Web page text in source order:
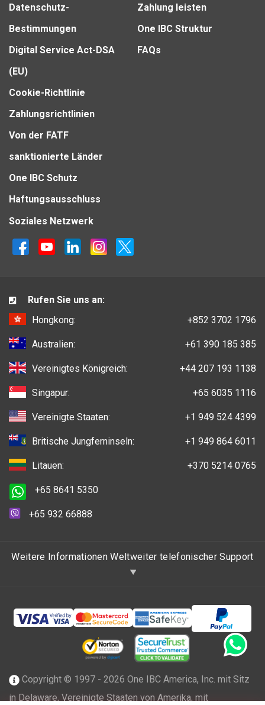
Datenschutz-
Bestimmungen
Digital Service Act-DSA
(EU)
Cookie-Richtlinie
Zahlungsrichtlinien
Von der FATF
sanktionierte Länder
One IBC Schutz
Haftungsausschluss
Zahlung leisten
One IBC Struktur
FAQs
Soziales Netzwerk
Rufen Sie uns an:
Hongkong:
+852 3702 1796
Australien: +61 390 185 385
Vereinigtes Königreich: +44 207 193 1138
Singapur: +65 6035 1116
Vereinigte Staaten: +1 949 524 4399
Britische Jungferninseln: +1 949 864 6011
Litauen: +370 5214 0765
+65 8641 5350
+65 932 66888
Weitere Informationen Weltweiter telefonischer Support
Copyright © 1997 - 2026 One IBC America, Inc. mit Sitz
in Delaware, Vereinigte Staaten von Amerika, mit